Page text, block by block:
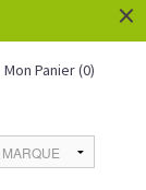
×
Mon Panier (0)